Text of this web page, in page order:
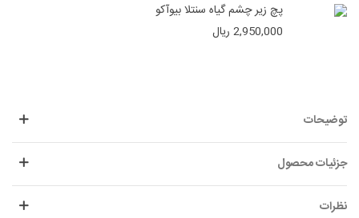
پچ زیر چشم گیاه سنتلا بیوآکو
2,950,000 ریال
توضیحات
جزئیات محصول
نظرات